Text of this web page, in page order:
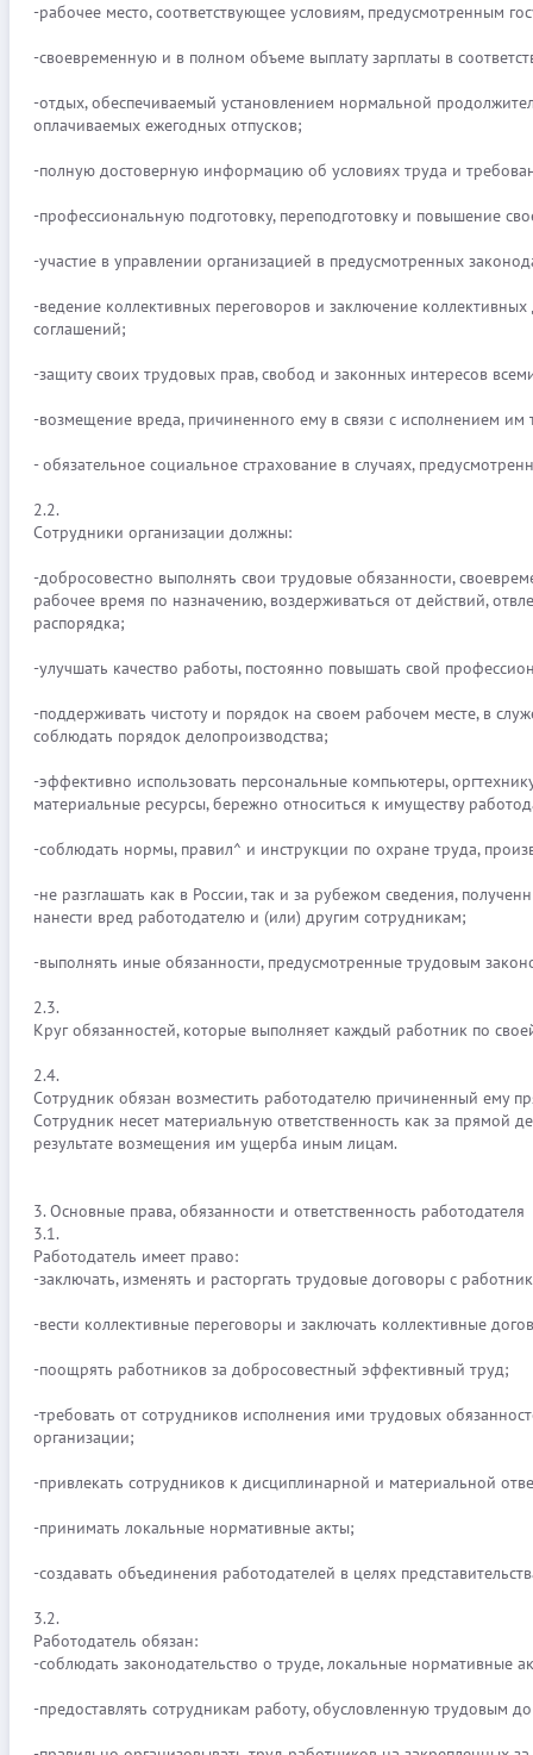
-рабочее место, соответствующее условиям, предусмотренным
-своевременную и в полном объеме выплату зарплаты в
-отдых, обеспечиваемый установлением нормальной
оплачиваемых ежегодных отпусков;
-полную достоверную информацию об условиях труда и
-профессиональную подготовку, переподготовку и повышение
-участие в управлении организацией в предусмотренных
-ведение коллективных переговоров и заключение
соглашений;
-защиту своих трудовых прав, свобод и законных интересов
-возмещение вреда, причиненного ему в связи с исполнением
- обязательное социальное страхование в случаях,
2.2.
Сотрудники организации должны:
-добросовестно выполнять свои трудовые обязанности,
рабочее время по назначению, воздерживаться от действий,
распорядка;
-улучшать качество работы, постоянно повышать свой
-поддерживать чистоту и порядок на своем рабочем месте, в
соблюдать порядок делопроизводства;
-эффективно использовать персональные компьютеры,
материальные ресурсы, бережно относиться к имуществу
-соблюдать нормы, правил^ и инструкции по охране труда,
-не разглашать как в России, так и за рубежом сведения,
нанести вред работодателю и (или) другим сотрудникам;
-выполнять иные обязанности, предусмотренные трудовым
2.3.
Круг обязанностей, которые выполняет каждый работник по
2.4.
Сотрудник обязан возместить работодателю причиненный ему
Сотрудник несет материальную ответственность как за
результате возмещения им ущерба иным лицам.
3. Основные права, обязанности и ответственность работодателя
3.1.
Работодатель имеет право:
-заключать, изменять и расторгать трудовые договоры с
-вести коллективные переговоры и заключать коллективные
-поощрять работников за добросовестный эффективный труд;
-требовать от сотрудников исполнения ими трудовых
организации;
-привлекать сотрудников к дисциплинарной и материальной
-принимать локальные нормативные акты;
-создавать объединения работодателей в целях
3.2.
Работодатель обязан:
-соблюдать законодательство о труде, локальные нормативные
-предоставлять сотрудникам работу, обусловленную трудовым